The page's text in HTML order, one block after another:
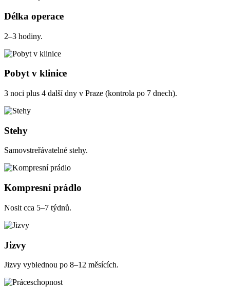
Délka operace
2–3 hodiny.
Pobyt v klinice
3 noci plus 4 další dny v Praze (kontrola po 7 dnech).
Stehy
Samovstreřávatelné stehy.
Kompresní prádlo
Nosit cca 5–7 týdnů.
Jizvy
Jizvy vyblednou po 8–12 měsících.